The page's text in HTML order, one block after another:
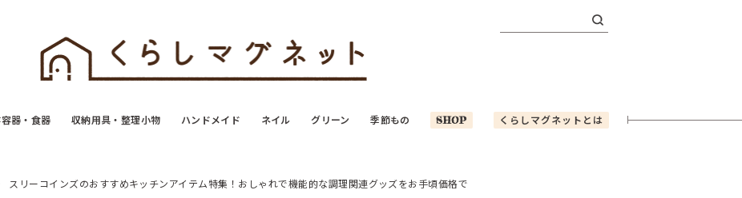
器・食器 収納用具・整理小物 ハンドメイド ネイル グリーン 季節もの SHOP くらしマグネットとは
スリーコインズのおすすめキッチンアイテム特集！おしゃれで機能的な調理関連グッズをお手頃価格で